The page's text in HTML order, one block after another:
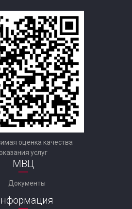
оценка качества
оказания услуг
МВЦ
Документы